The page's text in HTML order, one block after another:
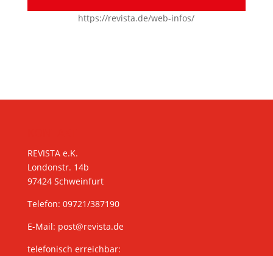
https://revista.de/web-infos/
REVISTA e.K.
Londonstr. 14b
97424 Schweinfurt
Telefon: 09721/387190
E-Mail: post@revista.de
telefonisch erreichbar: